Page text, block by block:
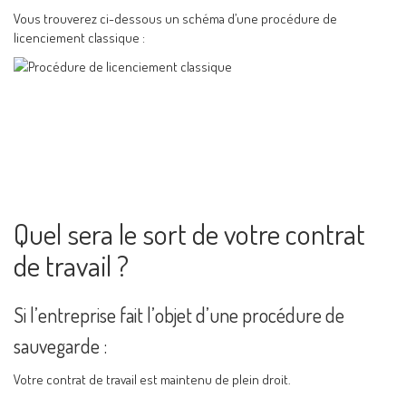
Vous trouverez ci-dessous un schéma d’une procédure de
licenciement classique :
Quel sera le sort de votre contrat
de travail ?
Si l’entreprise fait l’objet d’une procédure de
sauvegarde :
Votre contrat de travail est maintenu de plein droit.